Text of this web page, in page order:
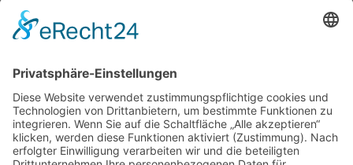
Rock Memories II
Stones Day München
Unerhört
The Lost 80s Tapes
Über uns
Kontakt
Neueste Beiträge